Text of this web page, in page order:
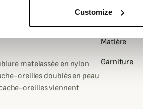
Customize
connue pour être très
vous permettra d'affronter
un maximum de
matelassée en nylon
oreilles doublés en peau
oreilles viennent
Pays de
Matière
Garniture